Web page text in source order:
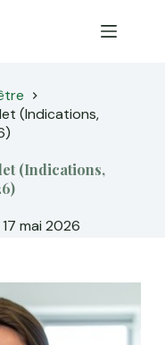
(Indications,
(Indications,
17 mai 2026